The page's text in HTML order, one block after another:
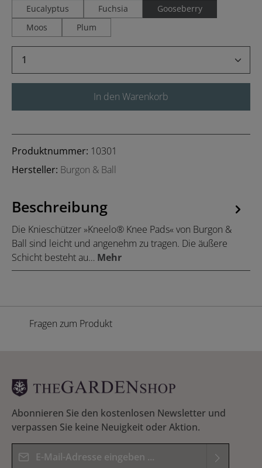
Eucalyptus Fuchsia
Gooseberry
Moos
Plum
Produkt Anzahl: Gib den gewünschten
In den Warenkorb
Produktnummer: 10301
Hersteller: Burgon & Ball
Beschreibung
Die Knieschützer »Kneelo® Knee Pads« von Burgon &
Ball sind leicht und angenehm zu tragen. Die äußere
Schicht besteht au… Mehr
Fragen zum Produkt
Abonnieren Sie den kostenlosen Newsletter und
verpassen Sie keine Neuigkeit oder Aktion.
E-Mail-Adresse*